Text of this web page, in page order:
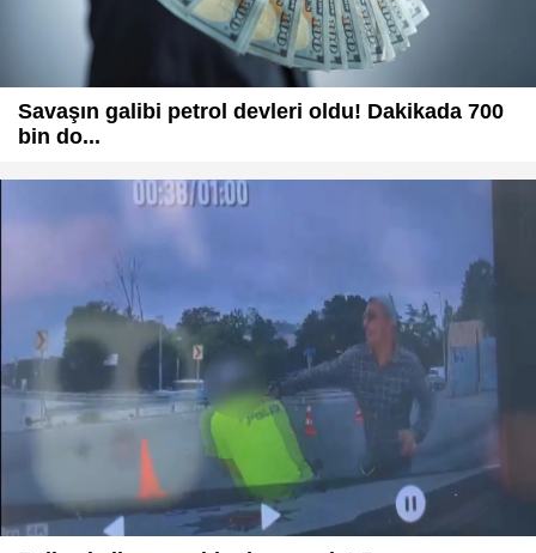
Savaşın galibi petrol devleri oldu! Dakikada 700
bin do...